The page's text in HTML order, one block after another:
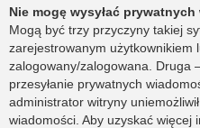
Nie mogę wysyłać
Mogą być trzy przyczyny takiej
zarejestrowanym użytkownikiem
zalogowany/zalogowana. Druga
przesyłanie prywatnych
administrator witryny
wiadomości. Aby uzyskać więcej